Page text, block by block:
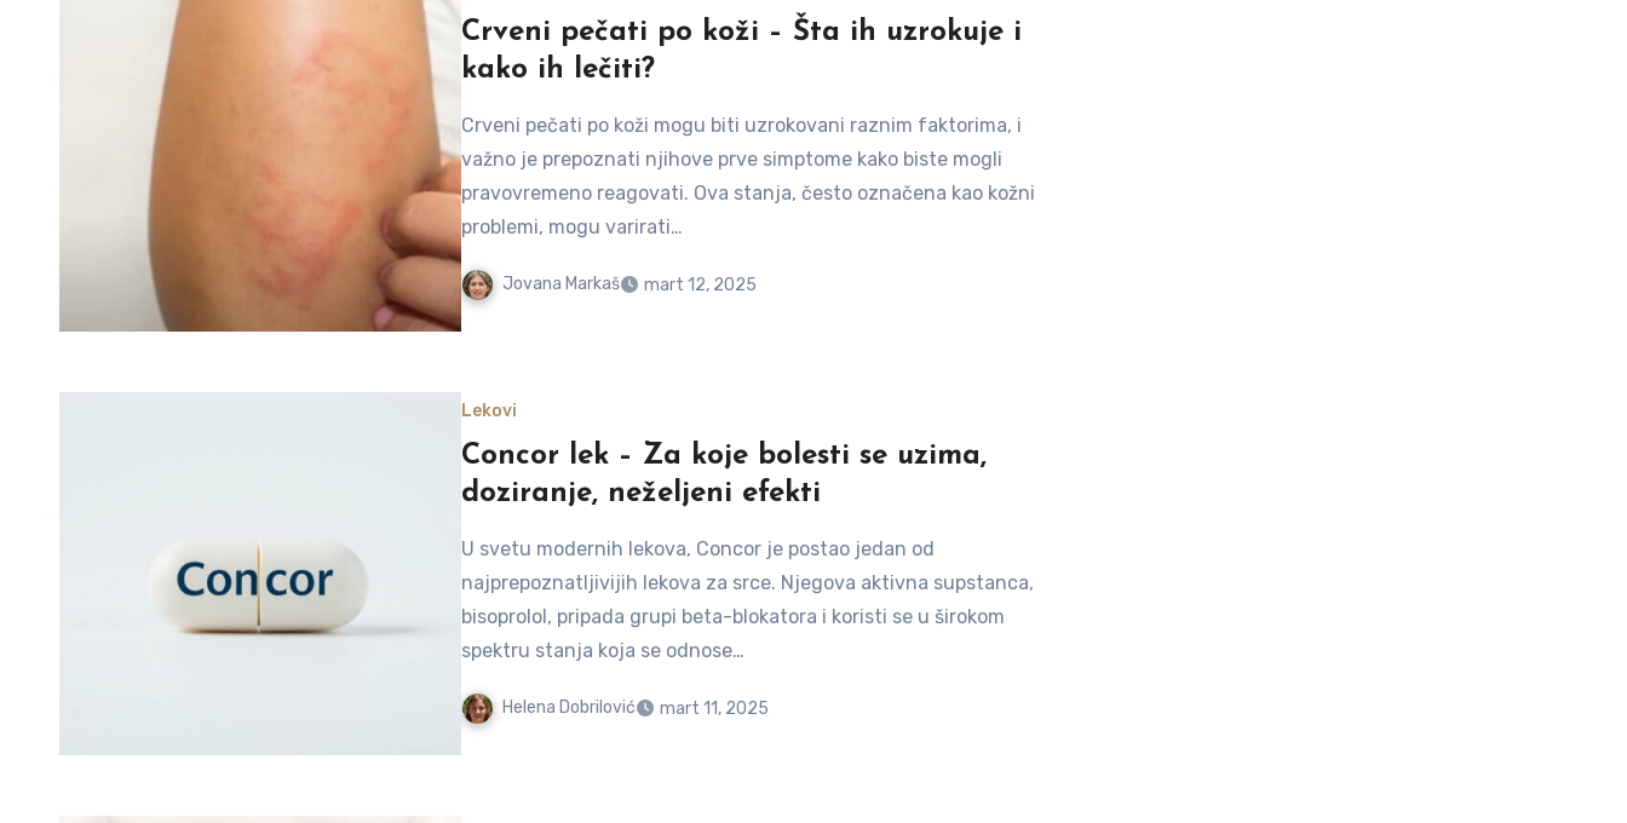
Crveni pečati po koži – Šta ih uzrokuje i
kako ih lečiti?
Crveni pečati po koži mogu biti uzrokovani raznim faktorima, i
važno je prepoznati njihove prve simptome kako biste mogli
pravovremeno reagovati. Ova stanja, često označena kao kožni
problemi, mogu varirati…
Jovana Markaš mart 12, 2025
Lekovi
Concor lek – Za koje bolesti se uzima,
doziranje, neželjeni efekti
U svetu modernih lekova, Concor je postao jedan od
najprepoznatljivijih lekova za srce. Njegova aktivna supstanca,
bisoprolol, pripada grupi beta-blokatora i koristi se u širokom
spektru stanja koja se odnose…
Helena Dobrilović mart 11, 2025